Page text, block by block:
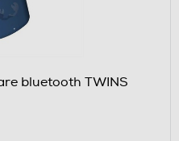
bluetooth TWINS